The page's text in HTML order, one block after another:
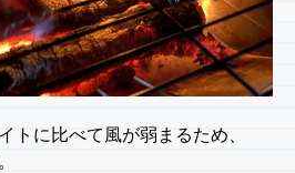
トに比べて風が弱まるため、